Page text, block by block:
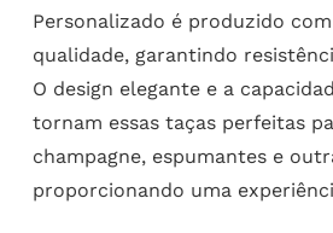
Personalizado é produzido
qualidade, garantindo
O design elegante e a
tornam essas taças perfeitas
champagne, espumantes e
proporcionando uma